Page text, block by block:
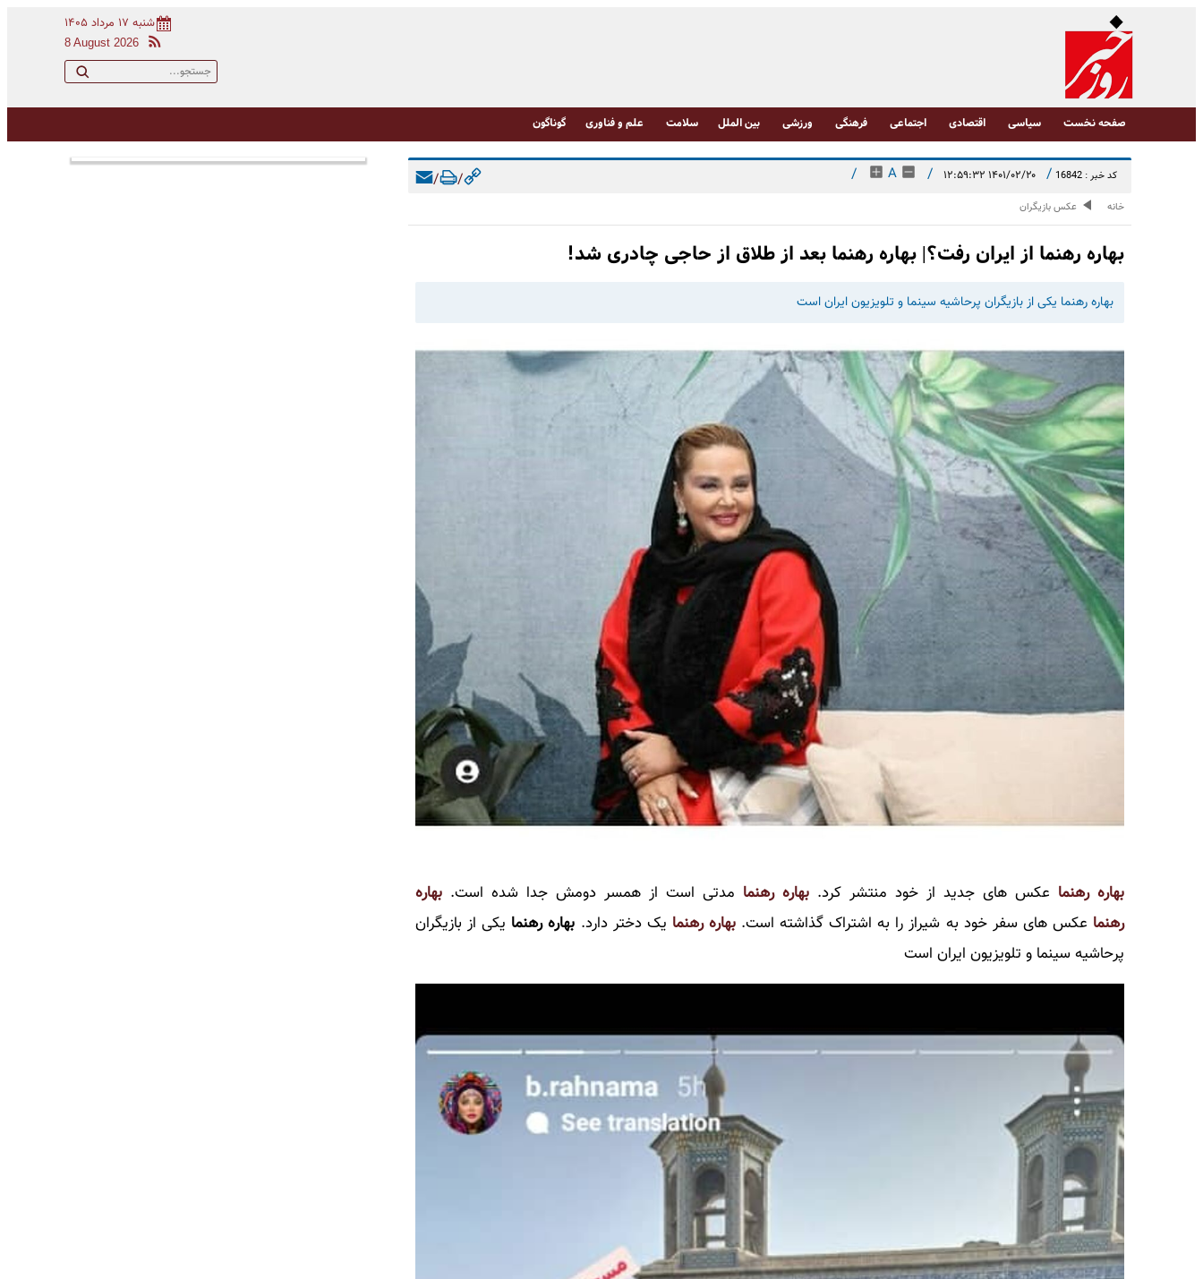
شنبه ۱۷ مرداد ۱۴۰۵
8 August 2026
صفحه نخست سیاسی اقتصادی اجتماعی فرهنگی ورزشی بین الملل سلامت علم و فناوری گوناگون
کد خبر : 16842 / ۱۴۰۱/۰۲/۲۰ ۱۲:۵۹:۳۲ /
A
/
/
/
خانه عکس بازیگران
بهاره رهنما از ایران رفت؟| بهاره رهنما بعد از طلاق از حاجی چادری شد!
بهاره رهنما یکی از بازیگران پرحاشیه سینما و تلویزیون ایران است
بهاره رهنما عکس های جدید از خود منتشر کرد. بهاره رهنما مدتی است از همسر دومش جدا شده است. بهاره
رهنما عکس های سفر خود به شیراز را به اشتراک گذاشته است. بهاره رهنما یک دختر دارد. بهاره رهنما یکی از بازیگران
پرحاشیه سینما و تلویزیون ایران است